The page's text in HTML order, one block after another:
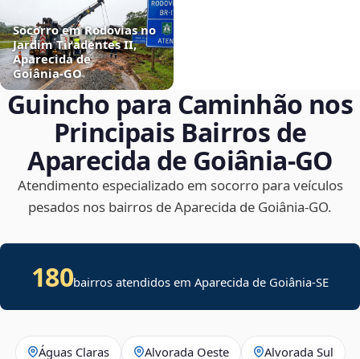
Socorro em Rodovias no
Jardim Tiradentes II,
Aparecida de
Goiânia‑GO
Guincho para Caminhão nos
Principais Bairros de
Aparecida de Goiânia‑GO
Atendimento especializado em socorro para veículos
pesados nos bairros de Aparecida de Goiânia‑GO.
180bairros atendidos emAparecida de Goiânia-SE
Águas Claras Alvorada Oeste Alvorada Sul